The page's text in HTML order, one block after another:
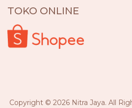
TOKO ONLINE
Copyright © 2026 Nitra Jaya. All